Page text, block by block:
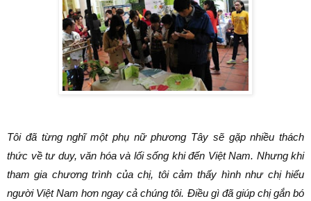
Tôi đã từng nghĩ một phụ nữ phương Tây sẽ gặp nhiều thách
thức về tư duy, văn hóa và lối sống khi đến Việt Nam. Nhưng khi
tham gia chương trình của chị, tôi cảm thấy hình như chị hiểu
người Việt Nam hơn ngay cả chúng tôi. Điều gì đã giúp chị gắn bó